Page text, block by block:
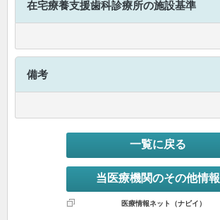
在宅療養支援歯科診療所の施設基準
備考
一覧に戻る
当医療機関のその他情報
医療情報ネット（ナビイ）